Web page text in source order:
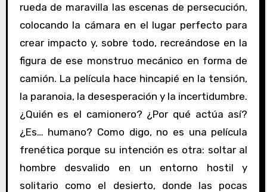
rueda de maravilla las escenas de persecución,
colocando la cámara en el lugar perfecto para
crear impacto y, sobre todo, recreándose en la
figura de ese monstruo mecánico en forma de
camión. La película hace hincapié en la tensión,
la paranoia, la desesperación y la incertidumbre.
¿Quién es el camionero? ¿Por qué actúa así?
¿Es… humano? Como digo, no es una película
frenética porque su intención es otra: soltar al
hombre desvalido en un entorno hostil y
solitario como el desierto, donde las pocas